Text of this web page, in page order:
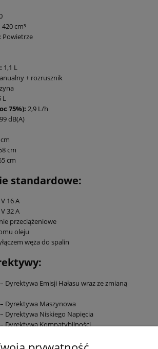
420 cm³
Powietrze
1,1 L
+ rozrusznik
L
75%): 2,9 L/h
99 dB(A)
cm
cm
standardowe:
16 A
32 A
przeciążeniowe
oleju
węża do spalin
Dyrektywa Emisji Hałasu wraz ze zmianą
Dyrektywa Maszynowa
Dyrektywa Niskiego Napięcia
Dyrektywa Kompatybilności